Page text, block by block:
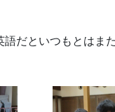
だといつもとはま